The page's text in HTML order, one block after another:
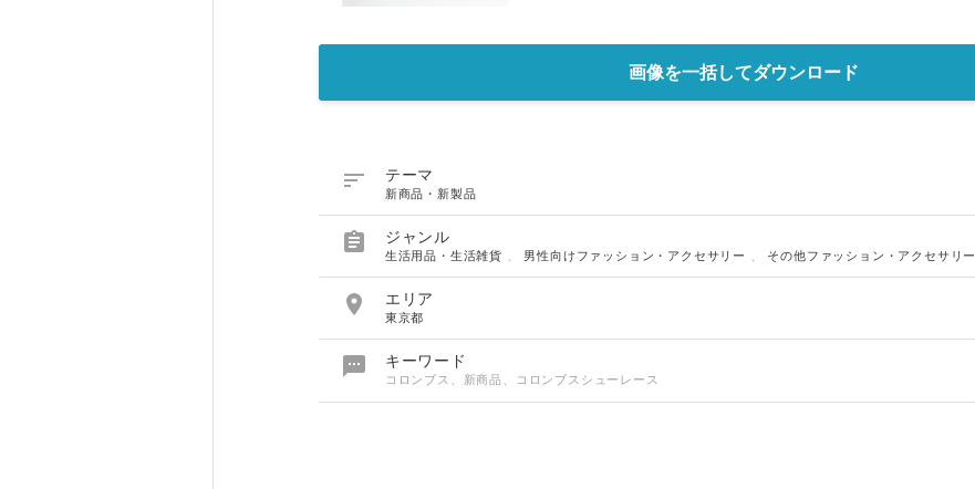
画像を一括してダウンロード
 テーマ
新商品・新製品
 ジャンル
生活用品・生活雑貨 男性向けファッション・アクセサリー その他ファッション・アクセサリー
 エリア
東京都
 キーワード
コロンブス、新商品、コロンブスシューレース